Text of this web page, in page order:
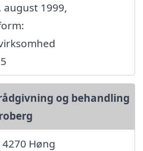
1999,
og behandling
Høng